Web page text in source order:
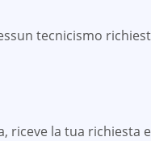
tecnicismo
riceve la tua richiesta